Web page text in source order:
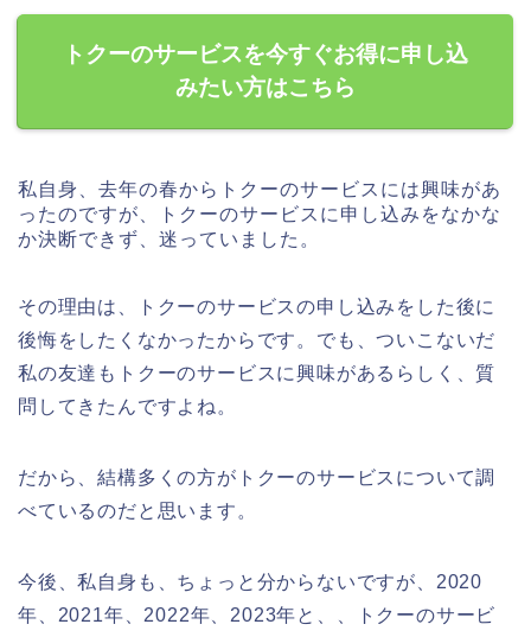
トクーのサービスを今すぐお得に申し込
みたい方はこちら
私自身、去年の春からトクーのサービスには興味があ
ったのですが、トクーのサービスに申し込みをなかな
か決断できず、迷っていました。
その理由は、トクーのサービスの申し込みをした後に
後悔をしたくなかったからです。でも、ついこないだ
私の友達もトクーのサービスに興味があるらしく、質
問してきたんですよね。
だから、結構多くの方がトクーのサービスについて調
べているのだと思います。
今後、私自身も、ちょっと分からないですが、2020
年、2021年、2022年、2023年と、、トクーのサービ